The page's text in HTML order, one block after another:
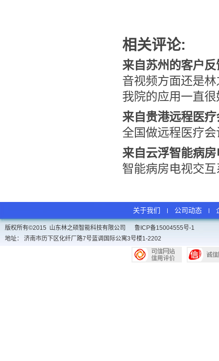
相关评论:
来自苏州的客户反
音视频方面还是
我院的应用一直很
来自贵港远程医
全国做远程医疗
来自云浮智能病
智能病房电视交
关于我们 公司动态
版权所有©2015 山东林之硕智能科技有限公司 鲁ICP备15004555号-1
地址： 济南市历下区化纤厂路7号蓝调国际公寓3号楼1-2202